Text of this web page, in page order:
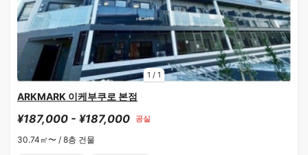
1 / 1
ARKMARK 이케부쿠로 본점
¥187,000 - ¥187,000 공실
30.74㎡〜 / 8층 건물